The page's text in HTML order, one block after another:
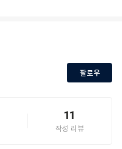
팔로우
11
작성 리뷰